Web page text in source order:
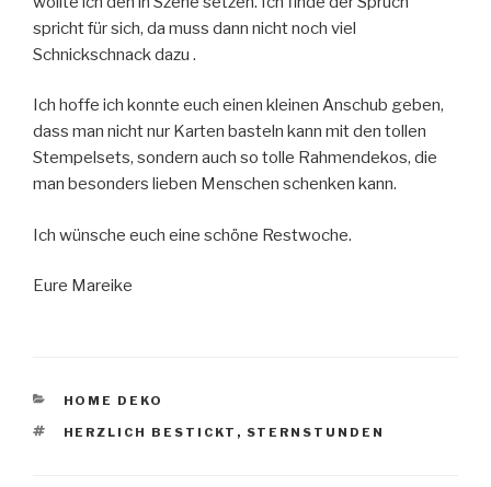
spricht für sich, da muss dann nicht noch viel
Schnickschnack dazu .
Ich hoffe ich konnte euch einen kleinen Anschub geben,
dass man nicht nur Karten basteln kann mit den tollen
Stempelsets, sondern auch so tolle Rahmendekos, die
man besonders lieben Menschen schenken kann.
Ich wünsche euch eine schöne Restwoche.
Eure Mareike
KATEGORIEN
HOME DEKO
SCHLAGWÖRTER
HERZLICH BESTICKT , STERNSTUNDEN